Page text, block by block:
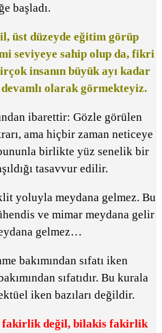
başladı.
üst düzeyde eğitim görüp
seviyeye sahip olup da, fikri
insanın büyük ayı kadar
devamlı olarak görmekteyiz.
ibarettir: Gözle görülen
ama hiçbir zaman neticeye
birlikte yüz senelik bir
tasavvur edilir.
yoluyla meydana gelmez. Bu
ve mimar meydana gelir
gelmez…
bakımından sıfatı iken
sıfatıdır. Bu kurala
iken bazıları değildir.
fakirlik değil, bilakis fakirlik